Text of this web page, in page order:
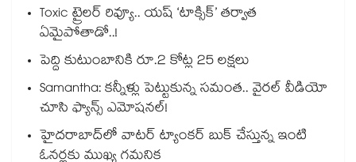
Toxic ట్రైలర్ రివ్యూ.. యష్ ‘టాక్సిక్’ తర్వాత
ఏమైపోతాడో..!
పెద్ది కుటుంబానికి రూ.2 కోట్ల 25 లక్షలు
Samantha: కన్నీళ్లు పెట్టుకున్న సమంత.. వైరల్ వీడియో
చూసి ఫ్యాన్స్ ఎమోషనల్!
హైదరాబాద్⁪లో వాటర్ ట్యాంకర్ బుక్ చేస్తున్న ఇంటి
ఓనర్లకు ముఖ్య గమనిక